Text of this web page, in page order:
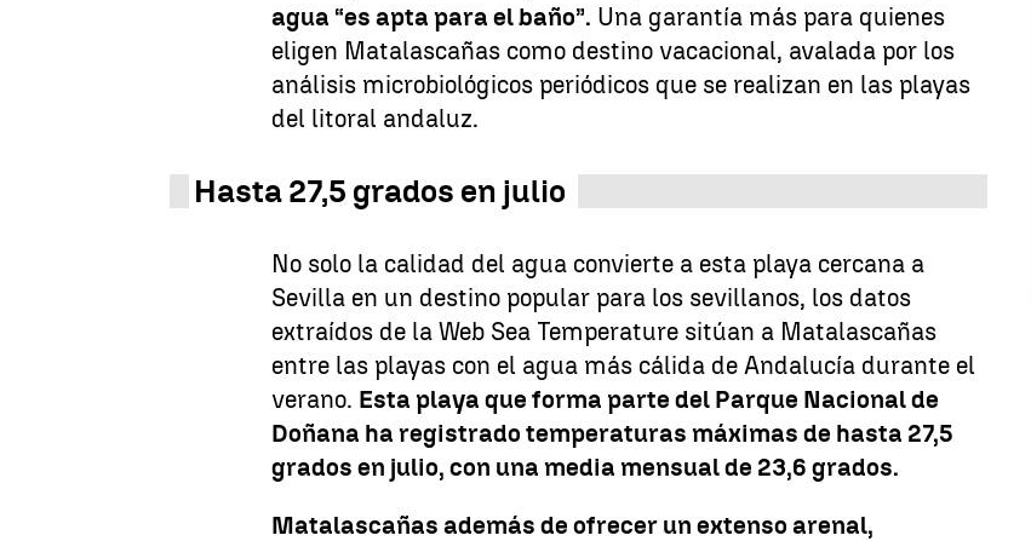
agua “es apta para el baño”. Una garantía más para quienes
eligen Matalascañas como destino vacacional, avalada por los
análisis microbiológicos periódicos que se realizan en las playas
del litoral andaluz.
Hasta 27,5 grados en julio
No solo la calidad del agua convierte a esta playa cercana a
Sevilla en un destino popular para los sevillanos, los datos
extraídos de la Web Sea Temperature sitúan a Matalascañas
entre las playas con el agua más cálida de Andalucía durante el
verano. Esta playa que forma parte del Parque Nacional de
Doñana ha registrado temperaturas máximas de hasta 27,5
grados en julio, con una media mensual de 23,6 grados.
Matalascañas además de ofrecer un extenso arenal,